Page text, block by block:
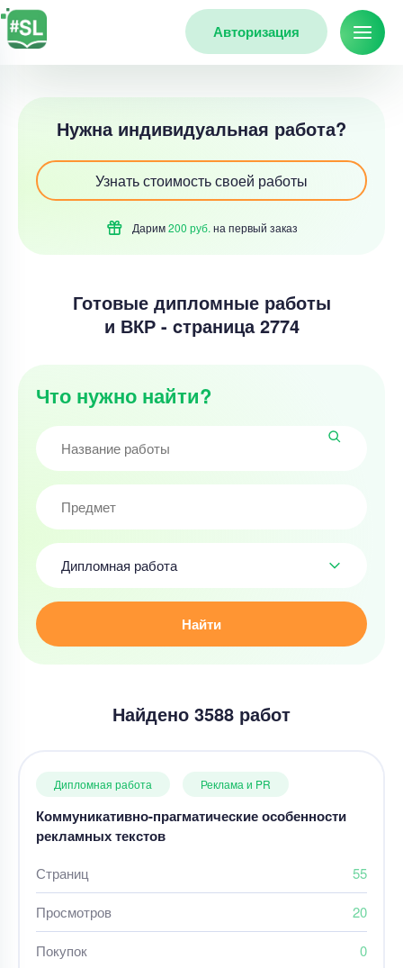
Авторизация
Нужна индивидуальная работа?
Узнать стоимость своей работы
Дарим200 руб. на первый заказ
Готовые дипломные работы
и ВКР - cтраница 2774
Что нужно найти?
Дипломная работа
Найти
Найдено 3588 работ
Дипломная работа Реклама и PR
Коммуникативно-прагматические особенности
рекламных текстов
Страниц 55
Просмотров 20
Покупок 0